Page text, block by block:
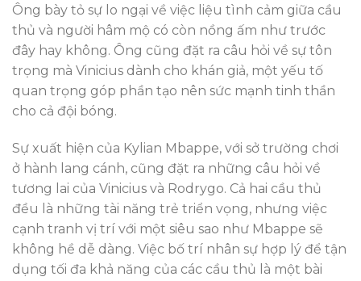
Ông bày tỏ sự lo ngại về việc liệu tình cảm giữa cầu
thủ và người hâm mộ có còn nồng ấm như trước
đây hay không. Ông cũng đặt ra câu hỏi về sự tôn
trọng mà Vinicius dành cho khán giả, một yếu tố
quan trọng góp phần tạo nên sức mạnh tinh thần
cho cả đội bóng.
Sự xuất hiện của Kylian Mbappe, với sở trường chơi
ở hành lang cánh, cũng đặt ra những câu hỏi về
tương lai của Vinicius và Rodrygo. Cả hai cầu thủ
đều là những tài năng trẻ triển vọng, nhưng việc
cạnh tranh vị trí với một siêu sao như Mbappe sẽ
không hề dễ dàng. Việc bố trí nhân sự hợp lý để tận
dụng tối đa khả năng của các cầu thủ là một bài